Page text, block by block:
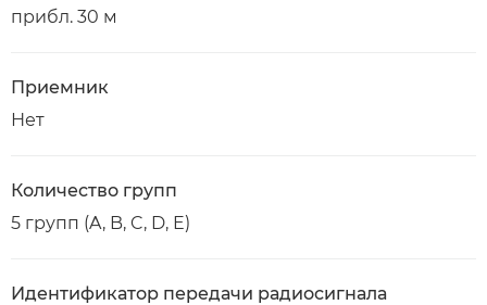
прибл. 30 м
Приемник
Нет
Количество групп
5 групп (A, B, C, D, E)
Идентификатор передачи радиосигнала